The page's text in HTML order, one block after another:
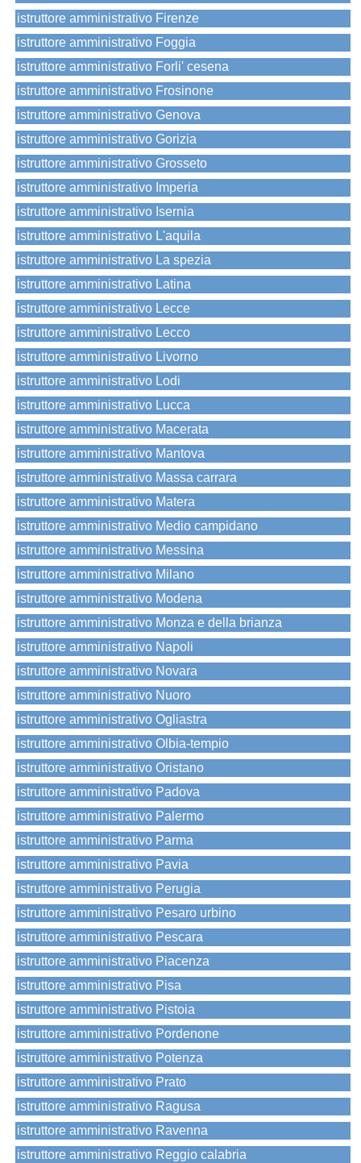
istruttore amministrativo Firenze
istruttore amministrativo Foggia
istruttore amministrativo Forli' cesena
istruttore amministrativo Frosinone
istruttore amministrativo Genova
istruttore amministrativo Gorizia
istruttore amministrativo Grosseto
istruttore amministrativo Imperia
istruttore amministrativo Isernia
istruttore amministrativo L'aquila
istruttore amministrativo La spezia
istruttore amministrativo Latina
istruttore amministrativo Lecce
istruttore amministrativo Lecco
istruttore amministrativo Livorno
istruttore amministrativo Lodi
istruttore amministrativo Lucca
istruttore amministrativo Macerata
istruttore amministrativo Mantova
istruttore amministrativo Massa carrara
istruttore amministrativo Matera
istruttore amministrativo Medio campidano
istruttore amministrativo Messina
istruttore amministrativo Milano
istruttore amministrativo Modena
istruttore amministrativo Monza e della brianza
istruttore amministrativo Napoli
istruttore amministrativo Novara
istruttore amministrativo Nuoro
istruttore amministrativo Ogliastra
istruttore amministrativo Olbia-tempio
istruttore amministrativo Oristano
istruttore amministrativo Padova
istruttore amministrativo Palermo
istruttore amministrativo Parma
istruttore amministrativo Pavia
istruttore amministrativo Perugia
istruttore amministrativo Pesaro urbino
istruttore amministrativo Pescara
istruttore amministrativo Piacenza
istruttore amministrativo Pisa
istruttore amministrativo Pistoia
istruttore amministrativo Pordenone
istruttore amministrativo Potenza
istruttore amministrativo Prato
istruttore amministrativo Ragusa
istruttore amministrativo Ravenna
istruttore amministrativo Reggio calabria